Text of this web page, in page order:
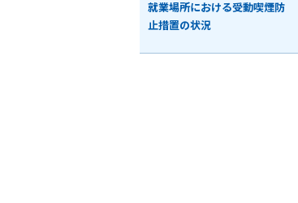
就業場所における受動喫煙防
止措置の状況